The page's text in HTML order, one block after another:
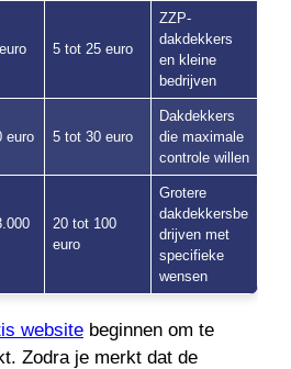
5 tot 25 euro
ZZP-
dakdekkers
en kleine
bedrijven
euro 5 tot 30 euro
Dakdekkers
die maximale
controle willen
20 tot 100
euro
Grotere
dakdekkersbe
drijven met
specifieke
wensen
website beginnen om te
Zodra je merkt dat de